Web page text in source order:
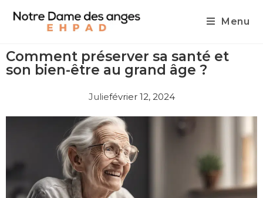
Menu
Comment préserver sa santé et
son bien-être au grand âge ?
Juliefévrier 12, 2024